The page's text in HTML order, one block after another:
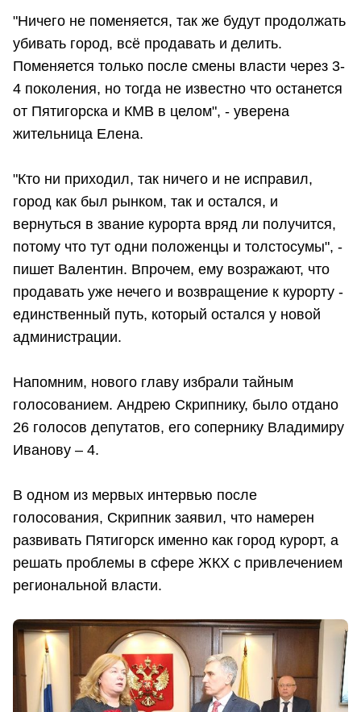
"Ничего не поменяется, так же будут продолжать
убивать город, всё продавать и делить.
Поменяется только после смены власти через 3-
4 поколения, но тогда не известно что останется
от Пятигорска и КМВ в целом", - уверена
жительница Елена.
"Кто ни приходил, так ничего и не исправил,
город как был рынком, так и остался, и
вернуться в звание курорта вряд ли получится,
потому что тут одни положенцы и толстосумы", -
пишет Валентин. Впрочем, ему возражают, что
продавать уже нечего и возвращение к курорту -
единственный путь, который остался у новой
администрации.
Напомним, нового главу избрали тайным
голосованием. Андрею Скрипнику, было отдано
26 голосов депутатов, его сопернику Владимиру
Иванову – 4.
В одном из мервых интервью после
голосования, Скрипник заявил, что намерен
развивать Пятигорск именно как город курорт, а
решать проблемы в сфере ЖКХ с привлечением
региональной власти.